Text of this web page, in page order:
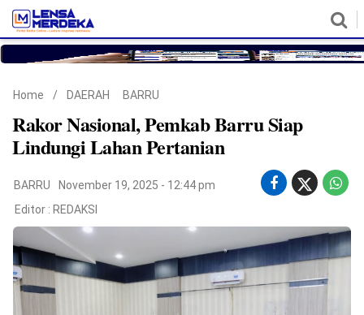
©
Copyright
2026
Home / DAERAH BARRU
Rakor Nasional, Pemkab Barru Siap
Lindungi Lahan Pertanian
BARRU
November 19, 2025 - 12:44 pm
Editor : REDAKSI